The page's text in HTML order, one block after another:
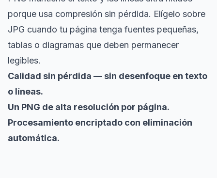
porque usa compresión sin pérdida. Elígelo sobre
JPG cuando tu página tenga fuentes pequeñas,
tablas o diagramas que deben permanecer
legibles.
Calidad sin pérdida — sin desenfoque en texto
o líneas.
Un PNG de alta resolución por página.
Procesamiento encriptado con eliminación
automática.